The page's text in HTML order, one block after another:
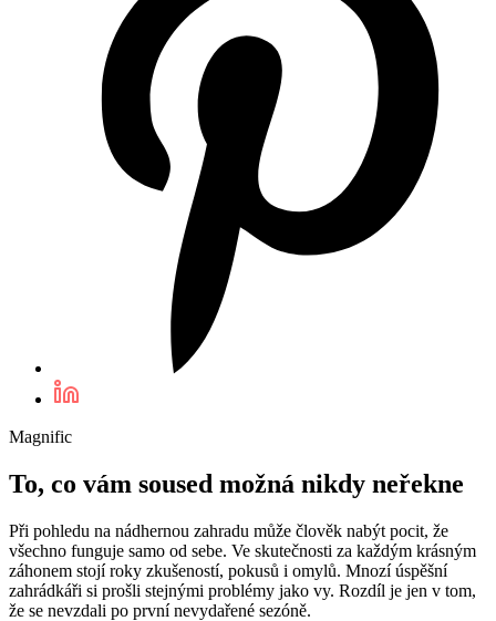
Magnific
To, co vám soused možná nikdy neřekne
Při pohledu na nádhernou zahradu může člověk nabýt pocit, že
všechno funguje samo od sebe. Ve skutečnosti za každým krásným
záhonem stojí roky zkušeností, pokusů i omylů. Mnozí úspěšní
zahrádkáři si prošli stejnými problémy jako vy. Rozdíl je jen v tom,
že se nevzdali po první nevydařené sezóně.